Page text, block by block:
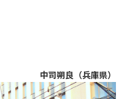
中司朔良（兵庫県）